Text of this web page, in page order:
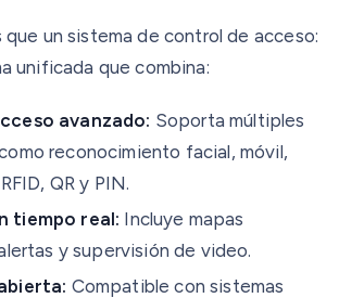
que un sistema de control de acceso:
unificada que combina:
avanzado: Soporta múltiples
reconocimiento facial, móvil,
QR y PIN.
tiempo real: Incluye mapas
y supervisión de video.
Compatible con sistemas